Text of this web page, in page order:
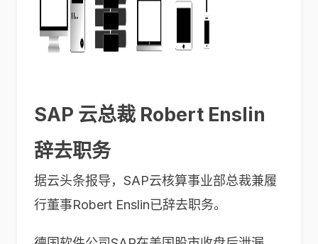
SAP 云总裁 Robert Enslin
辞去职务
据云头条报导，SAP云核算事业部总裁兼履
行董事Robert Enslin已辞去职务。